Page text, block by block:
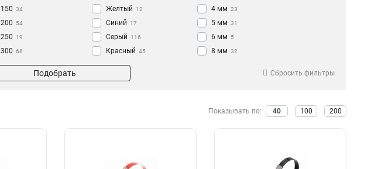
150 34
200 54
250 19
300 68
350 16
400 38
Желтый 12
Синий 17
Серый 116
Красный 45
Зеленый
Черный
4 мм 23
5 мм 31
6 мм 5
8 мм 32
12 мм
Подобрать Сбросить фильтры
Показывать по: 40 100 200